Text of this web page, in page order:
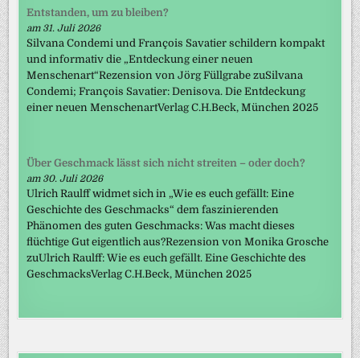
Entstanden, um zu bleiben?
am 31. Juli 2026
Silvana Condemi und François Savatier schildern kompakt
und informativ die „Entdeckung einer neuen
Menschenart“Rezension von Jörg Füllgrabe zuSilvana
Condemi; François Savatier: Denisova. Die Entdeckung
einer neuen MenschenartVerlag C.H.Beck, München 2025
Über Geschmack lässt sich nicht streiten – oder doch?
am 30. Juli 2026
Ulrich Raulff widmet sich in „Wie es euch gefällt: Eine
Geschichte des Geschmacks“ dem faszinierenden
Phänomen des guten Geschmacks: Was macht dieses
flüchtige Gut eigentlich aus?Rezension von Monika Grosche
zuUlrich Raulff: Wie es euch gefällt. Eine Geschichte des
GeschmacksVerlag C.H.Beck, München 2025